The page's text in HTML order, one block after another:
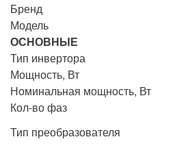
Бренд
Модель
ОСНОВНЫЕ
Тип инвертора
Мощность, Вт
Номинальная мощность, Вт
Кол-во фаз
Тип преобразователя